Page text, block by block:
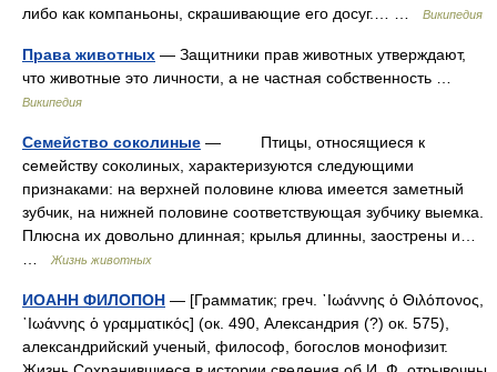
либо как компаньоны, скрашивающие его досуг.… …
Википедия
Права животных — Защитники прав животных утверждают,
что животные это личности, а не частная собственность …
Википедия
Семейство соколиные — Птицы, относящиеся к
семейству соколиных, характеризуются следующими
признаками: на верхней половине клюва имеется заметный
зубчик, на нижней половине соответствующая зубчику выемка.
Плюсна их довольно длинная; крылья длинны, заострены и…
Жизнь животных
ИОАНН ФИЛОПОН — [Грамматик; греч. ᾿Ιωάννης ὁ Θιλόπονος,
᾿Ιωάννης ὁ γραμματικός] (ок. 490, Александрия (?) ок. 575),
александрийский ученый, философ, богослов монофизит.